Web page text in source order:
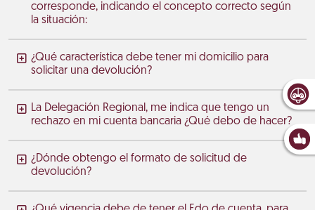
corresponde, indicando el concepto correcto según
la situación:
¿Qué característica debe tener mi domicilio para
solicitar una devolución?
La Delegación Regional, me indica que tengo un
rechazo en mi cuenta bancaria ¿Qué debo de hacer?
¿Dónde obtengo el formato de solicitud de
devolución?